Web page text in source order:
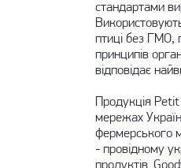
стандартами
птиці без ГМО,
принципів
відповідає
Продукція
мережах
фермерського
- провідному